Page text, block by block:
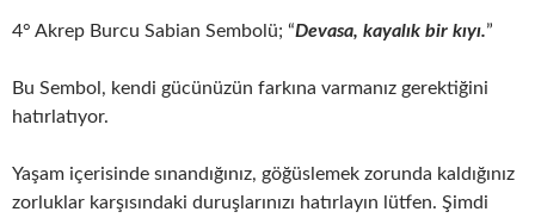
4° Akrep Burcu Sabian Sembolü; “Devasa, kayalık bir kıyı.”
Bu Sembol, kendi gücünüzün farkına varmanız gerektiğini
hatırlatıyor.
Yaşam içerisinde sınandığınız, göğüslemek zorunda kaldığınız
zorluklar karşısındaki duruşlarınızı hatırlayın lütfen. Şimdi